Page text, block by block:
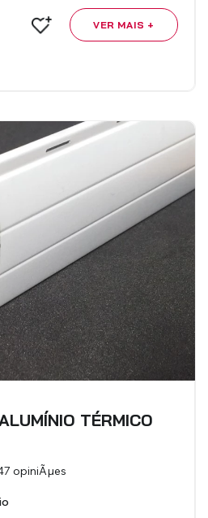
Estores Laminados Madeira
Acessórios - Estores
VER MAIS +
TÉRMICO
opiniÃµes